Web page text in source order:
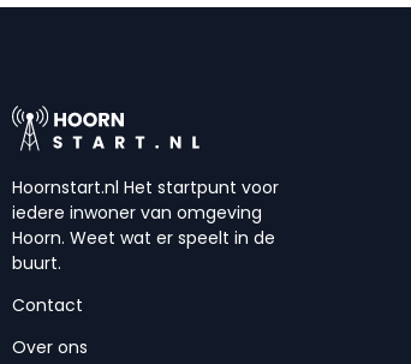
Hoornstart.nl Het startpunt voor
iedere inwoner van omgeving
Hoorn. Weet wat er speelt in de
buurt.
Contact
Over ons